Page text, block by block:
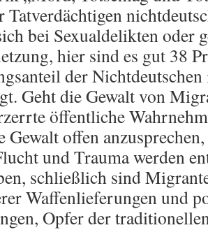
Tatverdächtigen
bei Sexualdelikten oder
hier sind es gut 38
der Nichtdeutschen
Geht die Gewalt von
öffentliche
Gewalt offen
und Trauma werden
schließlich sind
Waffenlieferungen und
Opfer der